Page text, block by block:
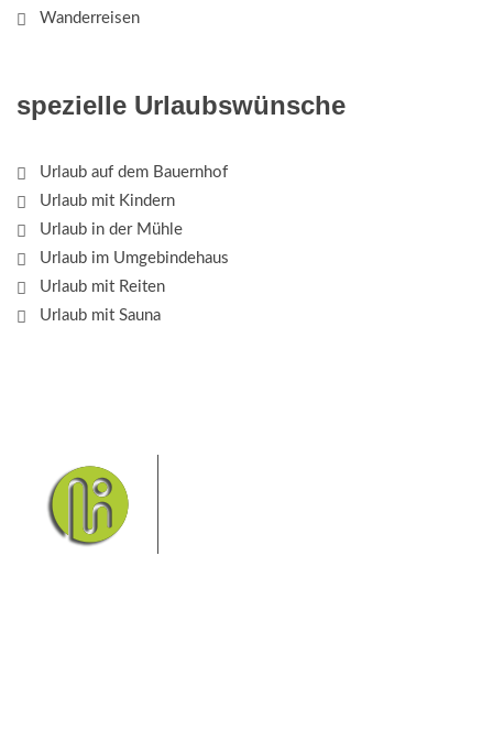
Wanderreisen
spezielle Urlaubswünsche
Urlaub auf dem Bauernhof
Urlaub mit Kindern
Urlaub in der Mühle
Urlaub im Umgebindehaus
Urlaub mit Reiten
Urlaub mit Sauna